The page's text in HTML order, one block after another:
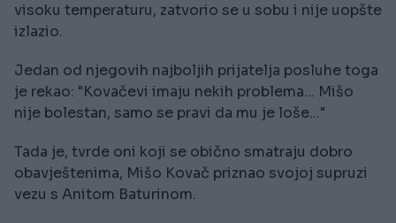
visoku temperaturu, zatvorio se u sobu i nije uopšte
izlazio.
Jedan od njegovih najboljih prijatelja posluhe toga
je rekao: "Kovačevi imaju nekih problema... Mišo
nije bolestan, samo se pravi da mu je loše..."
Tada je, tvrde oni koji se obično smatraju dobro
obavještenima, Mišo Kovač priznao svojoj supruzi
vezu s Anitom Baturinom.